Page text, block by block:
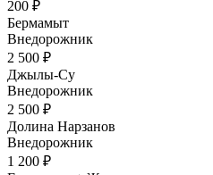
200 ₽
Бермамыт
Внедорожник
2 500 ₽
Джылы-Су
Внедорожник
2 500 ₽
Долина Нарзанов
Внедорожник
1 200 ₽